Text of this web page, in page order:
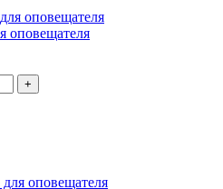
оповещателя
+